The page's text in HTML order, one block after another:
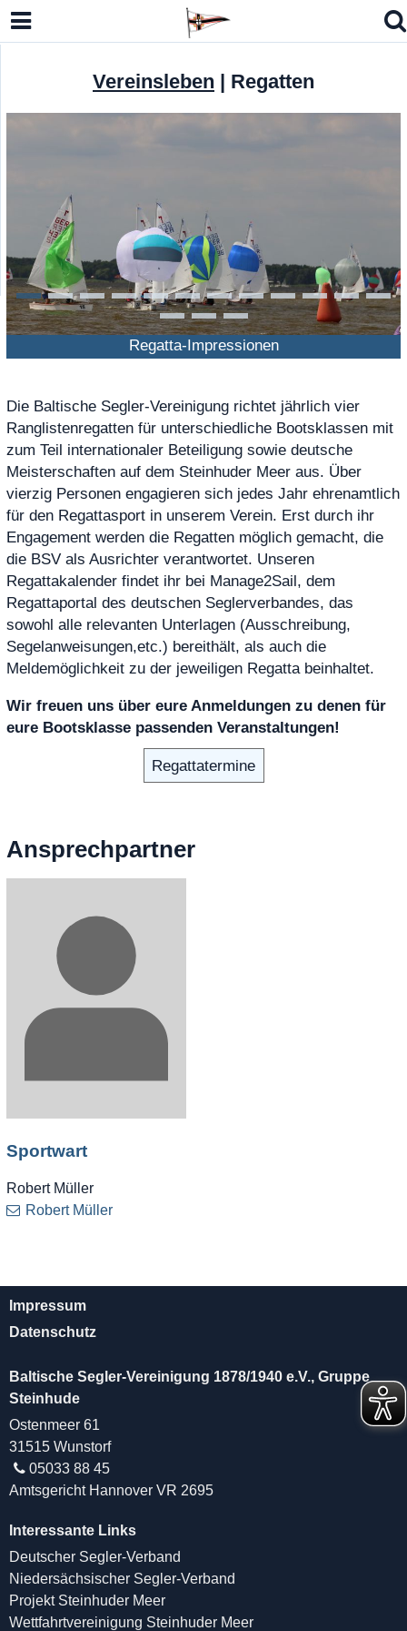
Kielzugvogel (LM-N)
Sharpie, Eintagsfliege 15er JK
7 / RS Aero 6
Masters Europe 2026
Vereinsleben | Regatten
Regatta-Impressionen
Die Baltische Segler-Vereinigung richtet jährlich vier
Ranglistenregatten für unterschiedliche Bootsklassen mit
zum Teil internationaler Beteiligung sowie deutsche
Meisterschaften auf dem Steinhuder Meer aus. Über
vierzig Personen engagieren sich jedes Jahr ehrenamtlich
für den Regattasport in unserem Verein. Erst durch ihr
Engagement werden die Regatten möglich gemacht, die
die BSV als Ausrichter verantwortet. Unseren
Regattakalender findet ihr bei Manage2Sail, dem
Regattaportal des deutschen Seglerverbandes, das
sowohl alle relevanten Unterlagen (Ausschreibung,
Segelanweisungen,etc.) bereithält, als auch die
Meldemöglichkeit zu der jeweiligen Regatta beinhaltet.
Wir freuen uns über eure Anmeldungen zu denen für
eure Bootsklasse passenden Veranstaltungen!
Regattatermine
Ansprechpartner
Sportwart
Robert Müller
Robert Müller
Impressum
Datenschutz
Baltische Segler-Vereinigung 1878/1940 e.V., Gruppe
Steinhude
Ostenmeer 61
31515 Wunstorf
05033 88 45
Amtsgericht Hannover VR 2695
Interessante Links
Deutscher Segler-Verband
Niedersächsischer Segler-Verband
Projekt Steinhuder Meer
Wettfahrtvereinigung Steinhuder Meer